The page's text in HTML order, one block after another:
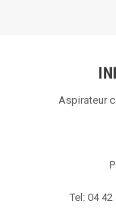
Aspirateur
Tel: 04